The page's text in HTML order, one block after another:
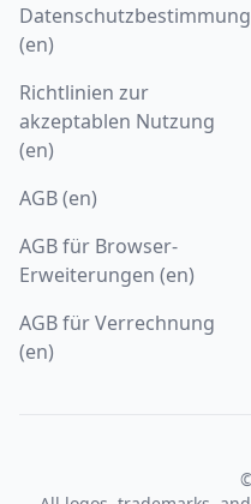
(en)
Richtlinien zur
akzeptablen Nutzung
(en)
AGB (en)
AGB für Browser-
Erweiterungen (en)
AGB für Verrechnung
(en)